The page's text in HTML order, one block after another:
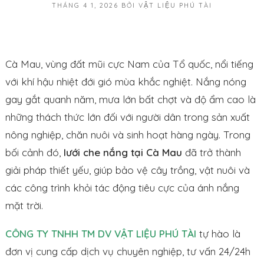
THÁNG 4 1, 2026 BỞI VẬT LIỆU PHÚ TÀI
Cà Mau, vùng đất mũi cực Nam của Tổ quốc, nổi tiếng
với khí hậu nhiệt đới gió mùa khắc nghiệt. Nắng nóng
gay gắt quanh năm, mưa lớn bất chợt và độ ẩm cao là
những thách thức lớn đối với người dân trong sản xuất
nông nghiệp, chăn nuôi và sinh hoạt hàng ngày. Trong
bối cảnh đó, lưới che nắng tại Cà Mau đã trở thành
giải pháp thiết yếu, giúp bảo vệ cây trồng, vật nuôi và
các công trình khỏi tác động tiêu cực của ánh nắng
mặt trời.
CÔNG TY TNHH TM DV VẬT LIỆU PHÚ TÀI tự hào là
đơn vị cung cấp dịch vụ chuyên nghiệp, tư vấn 24/24h